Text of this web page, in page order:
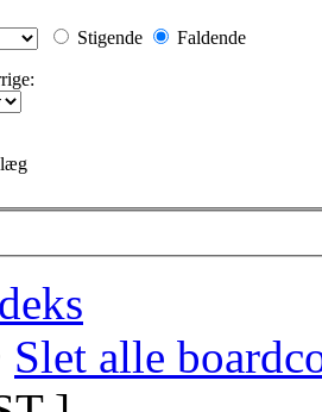
Stigende
Faldende
Slet alle